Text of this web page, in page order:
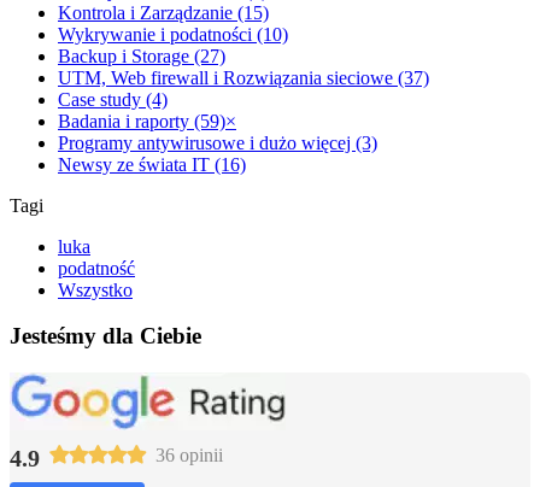
Kontrola i Zarządzanie (15)
Wykrywanie i podatności (10)
Backup i Storage (27)
UTM, Web firewall i Rozwiązania sieciowe (37)
Case study (4)
Badania i raporty (59)×
Programy antywirusowe i dużo więcej (3)
Newsy ze świata IT (16)
Tagi
luka
podatność
Wszystko
Jesteśmy dla Ciebie
4.9 36 opinii